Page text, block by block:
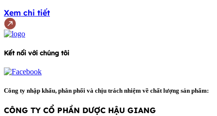
Xem chi tiết
Kết nối với chúng tôi
Công ty nhập khẩu, phân phối và chịu trách nhiệm về chất lượng sản phẩm:
CÔNG TY CỔ PHẦN DƯỢC HẬU GIANG